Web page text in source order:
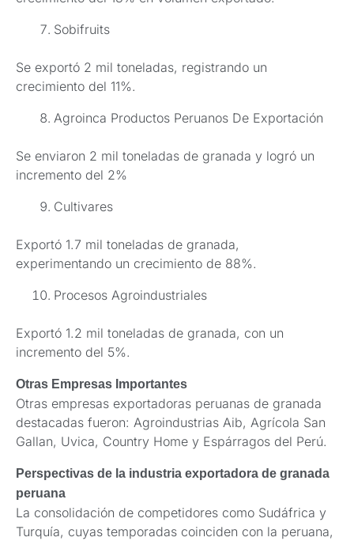
Sobifruits
Se exportó 2 mil toneladas, registrando un
crecimiento del 11%.
Agroinca Productos Peruanos De Exportación
Se enviaron 2 mil toneladas de granada y logró un
incremento del 2%
Cultivares
Exportó 1.7 mil toneladas de granada,
experimentando un crecimiento de 88%.
Procesos Agroindustriales
Exportó 1.2 mil toneladas de granada, con un
incremento del 5%.
Otras Empresas Importantes
Otras empresas exportadoras peruanas de granada
destacadas fueron: Agroindustrias Aib, Agrícola San
Gallan, Uvica, Country Home y Espárragos del Perú.
Perspectivas de la industria exportadora de granada
peruana
La consolidación de competidores como Sudáfrica y
Turquía, cuyas temporadas coinciden con la peruana,